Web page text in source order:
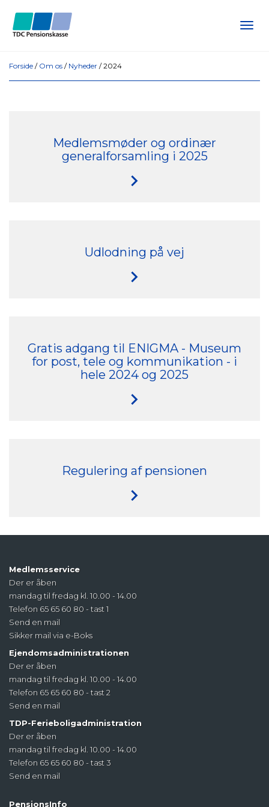
Forside / Om os / Nyheder /2024
Medlemsmøder og ordinær
generalforsamling i 2025
Udlodning på vej
Gratis adgang til ENIGMA - Museum
for post, tele og kommunikation - i
hele 2024 og 2025
Regulering af pensionen
Medlemsservice
Der er åben
mandag til fredag kl. 10.00 - 14.00
Telefon 65 65 60 80 - tast 1
Send en mail
Sikker mail via e-Boks
Ejendomsadministrationen
Der er åben
mandag til fredag kl. 10.00 - 14.00
Telefon 65 65 60 80 - tast 2
Send en mail
TDP-Ferieboligadministration
Der er åben
mandag til fredag kl. 10.00 - 14.00
Telefon 65 65 60 80 - tast 3
Send en mail
PensionsInfo